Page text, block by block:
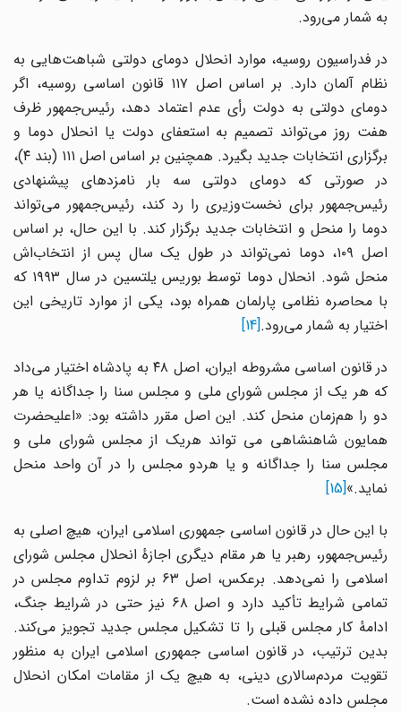
به شمار می‌رود.
در فدراسیون روسیه، موارد انحلال دومای دولتی شباهت‌هایی به
نظام آلمان دارد. بر اساس اصل ۱۱۷ قانون اساسی روسیه، اگر
دومای دولتی به دولت رأی عدم اعتماد دهد، رئیس‌جمهور ظرف
هفت روز می‌تواند تصمیم به استعفای دولت یا انحلال دوما و
برگزاری انتخابات جدید بگیرد. همچنین بر اساس اصل ۱۱۱ (بند ۴)،
در صورتی که دومای دولتی سه بار نامزدهای پیشنهادی
رئیس‌جمهور برای نخست‌وزیری را رد کند، رئیس‌جمهور می‌تواند
دوما را منحل و انتخابات جدید برگزار کند. با این حال، بر اساس
اصل ۱۰۹، دوما نمی‌تواند در طول یک سال پس از انتخاب‌اش
منحل شود. انحلال دوما توسط بوریس یلتسین در سال ۱۹۹۳ که
با محاصره نظامی پارلمان همراه بود، یکی از موارد تاریخی این
اختیار به شمار می‌رود.[14]
در قانون اساسی مشروطه ایران، اصل ۴۸ به پادشاه اختیار می‌داد
که هر یک از مجلس شورای ملی و مجلس سنا را جداگانه یا هر
دو را هم‌زمان منحل کند. این اصل مقرر داشته بود: «اعلیحضرت
همایون شاهنشاهی می تواند هریک از مجلس شورای ملی و
مجلس سنا را جداگانه و یا هردو مجلس را در آن واحد منحل
نماید.»[15]
با این حال در قانون اساسی جمهوری اسلامی ایران، هیچ اصلی به
رئیس‌جمهور، رهبر یا هر مقام دیگری اجازهٔ انحلال مجلس شورای
اسلامی را نمی‌دهد. برعکس، اصل ۶۳ بر لزوم تداوم مجلس در
تمامی شرایط تأکید دارد و اصل ۶۸ نیز حتی در شرایط جنگ،
ادامهٔ کار مجلس قبلی را تا تشکیل مجلس جدید تجویز می‌کند.
بدین ترتیب، در قانون اساسی جمهوری اسلامی ایران به منظور
تقویت مردم‌سالاری دینی، به هیچ یک از مقامات امکان انحلال
مجلس داده نشده است.